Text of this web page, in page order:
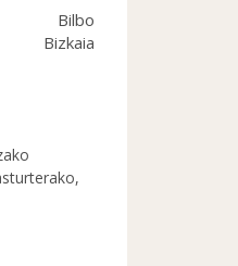
Bilbo
Bizkaia